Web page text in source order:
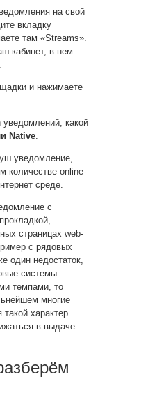
на свой
вкладку
там «Streams».
кабинет, в нем
.
и нажимаете
какой
Native.
уведомление,
количестве online-
среде.
с
страницах web-
с рядовых
один недостаток,
системы
темпами, то
многие
характер
в выдаче.